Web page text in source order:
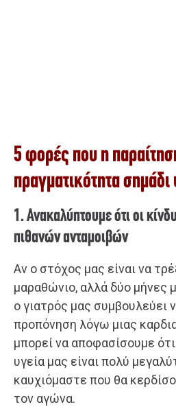
5 φορές που η
πραγματικότητα
1. Ανακαλύπτουμε ότι οι
πιθανών ανταμοιβών
Αν ο στόχος μας είναι να
μαραθώνιο, αλλά δύο μήνες
ο γιατρός μας συμβουλεύει
προπόνηση λόγω μιας
μπορεί να αποφασίσουμε
υγεία μας είναι πολύ
καυχιόμαστε που θα
τον αγώνα.